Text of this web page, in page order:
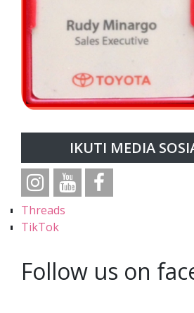
IKUTI MEDIA
Threads
TikTok
Follow us on